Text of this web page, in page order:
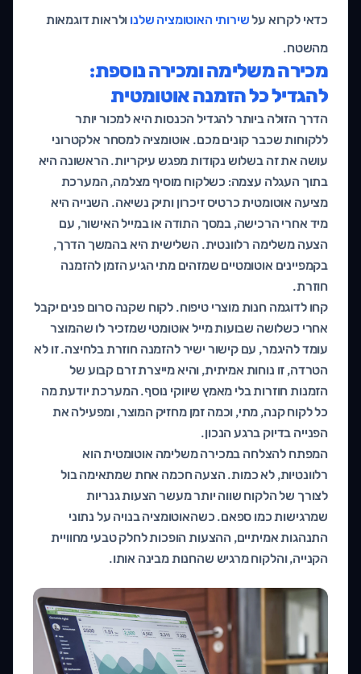
כדאי לקרוא עלשירותי האוטומציה שלנו ולראות דוגמאות
מהשטח.
מכירה משלימה ומכירה נוספת:
להגדיל כל הזמנה אוטומטית
הדרך הזולה ביותר להגדיל הכנסות היא למכור יותר
ללקוחות שכבר קונים מכם. אוטומציה למסחר אלקטרוני
עושה את זה בשלוש נקודות מפגש עיקריות. הראשונה היא
בתוך העגלה עצמה: כשלקוח מוסיף מצלמה, המערכת
מציעה אוטומטית כרטיס זיכרון ותיק נשיאה. השנייה היא
מיד אחרי הרכישה, במסך התודה או במייל האישור, עם
הצעה משלימה רלוונטית. השלישית היא בהמשך הדרך,
בקמפיינים אוטומטיים שמזהים מתי הגיע הזמן להזמנה
חוזרת.
קחו לדוגמה חנות מוצרי טיפוח. לקוח שקנה סרום פנים יקבל
אחרי כשלושה שבועות מייל אוטומטי שמזכיר לו שהמוצר
עומד להיגמר, עם קישור ישיר להזמנה חוזרת בלחיצה. זו לא
הטרדה, זו נוחות אמיתית, והיא מייצרת זרם קבוע של
הזמנות חוזרות בלי מאמץ שיווקי נוסף. המערכת יודעת מה
כל לקוח קנה, מתי, וכמה זמן מחזיק המוצר, ומפעילה את
הפנייה בדיוק ברגע הנכון.
המפתח להצלחה במכירה משלימה אוטומטית הוא
רלוונטיות, לא כמות. הצעה חכמה אחת שמתאימה בול
לצורך של הלקוח שווה יותר מעשר הצעות גנריות
שמרגישות כמו ספאם. כשהאוטומציה בנויה על נתוני
התנהגות אמיתיים, ההצעות הופכות לחלק טבעי מחוויית
הקנייה, והלקוח מרגיש שהחנות מבינה אותו.